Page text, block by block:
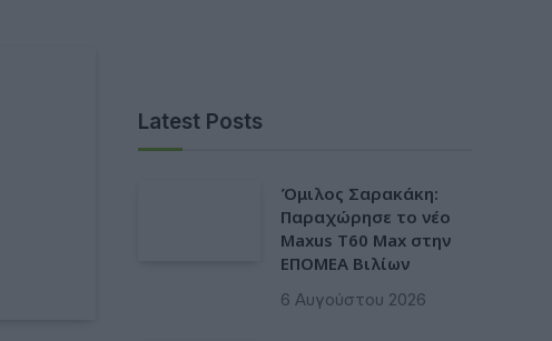
Latest Posts
Όμιλος Σαρακάκη:
Παραχώρησε το νέο
Maxus T60 Max στην
ΕΠΟΜΕΑ Βιλίων
6 Αυγούστου 2026